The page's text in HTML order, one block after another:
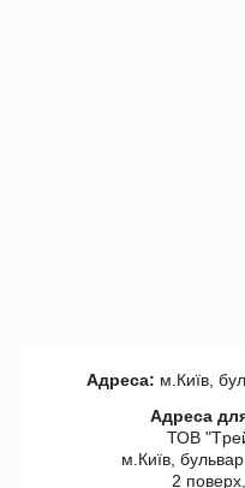
Адреса: м.Київ,
Адреса
ТОВ
м.Київ,
2